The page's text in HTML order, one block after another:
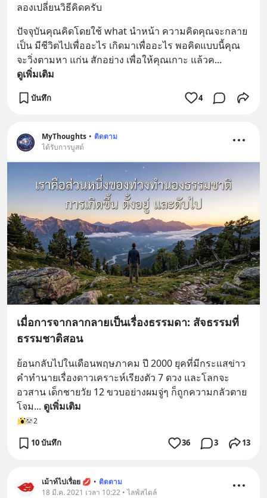
ลองเปลี่ยนวิธีคิดครับ
ปัจจุบันคุณคิดโดยใช้ what นำหน้า ความคิดคุณจะกลาย
เป็น มีชีวิตไปเพื่ออะไร เกิดมาเพื่ออะไร พอคิดแบบนี้คุณ
จะวิ่งตามหา แก่น สักอย่าง เพื่อให้คุณเกาะ แล้วค...
ดูเพิ่มเติม
บันทึก 4
MyThoughts • ติดตาม
ได้รับการบูสต์
เมื่อการจากลากลายเป็นเรื่องธรรมดา: สัจธรรมที่
ธรรมชาติสอน
ย้อนกลับไปในเดือนพฤษภาคม ปี 2000 ยุคที่มีกระแสข่าว
คำทำนายเรื่องดาวเคราะห์เรียงตัว 7 ดวง และโลกจะ
อวสาน เด็กชายวัย 12 ขวบอย่างผมจู่ๆ ก็ถูกความกลัวตาย
โจม... ดูเพิ่มเติม
2
10 บันทึก 36 3 13
เม้าท์ไปเรื่อย 💋 • ติดตาม
18 มี.ค. 2021 เวลา 10:22 • ไลฟ์สไตล์